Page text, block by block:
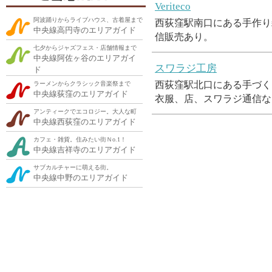
阿波踊りからライブハウス、古着屋まで
中央線高円寺のエリアガイド
七夕からジャズフェス・店舗情報まで
中央線阿佐ヶ谷のエリアガイ
ド
ラーメンからクラシック音楽祭まで
中央線荻窪のエリアガイド
アンティークでエコロジー。大人な町
中央線西荻窪のエリアガイド
カフェ・雑貨。住みたい街Ｎo.1！
中央線吉祥寺のエリアガイド
サブカルチャーに萌える街。
中央線中野のエリアガイド
Veriteco
西荻窪駅南口にある手作
信販売あり。
スワラジ工房
西荻窪駅北口にある手づ
衣服、店、スワラジ通信